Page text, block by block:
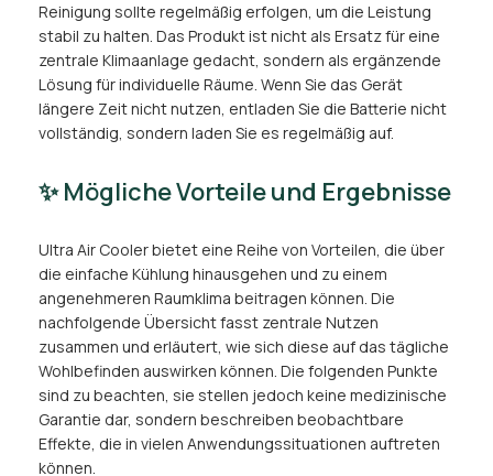
Reinigung sollte regelmäßig erfolgen, um die Leistung
stabil zu halten. Das Produkt ist nicht als Ersatz für eine
zentrale Klimaanlage gedacht, sondern als ergänzende
Lösung für individuelle Räume. Wenn Sie das Gerät
längere Zeit nicht nutzen, entladen Sie die Batterie nicht
vollständig, sondern laden Sie es regelmäßig auf.
✨ Mögliche Vorteile und Ergebnisse
Ultra Air Cooler bietet eine Reihe von Vorteilen, die über
die einfache Kühlung hinausgehen und zu einem
angenehmeren Raumklima beitragen können. Die
nachfolgende Übersicht fasst zentrale Nutzen
zusammen und erläutert, wie sich diese auf das tägliche
Wohlbefinden auswirken können. Die folgenden Punkte
sind zu beachten, sie stellen jedoch keine medizinische
Garantie dar, sondern beschreiben beobachtbare
Effekte, die in vielen Anwendungssituationen auftreten
können.